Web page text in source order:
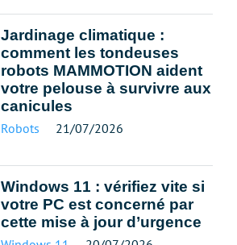
Jardinage climatique :
comment les tondeuses
robots MAMMOTION aident
votre pelouse à survivre aux
canicules
Robots 21/07/2026
Windows 11 : vérifiez vite si
votre PC est concerné par
cette mise à jour d’urgence